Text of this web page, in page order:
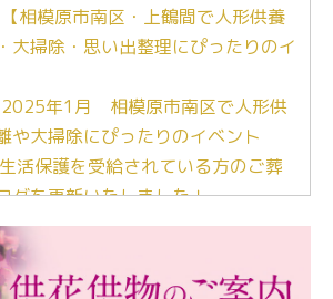
【相模原市南区・上鶴間で人形供養
大掃除・思い出整理にぴったりのイ
2025年1月 相模原市南区で人形供
や大掃除にぴったりのイベント
生活保護を受給されている方のご葬
グを更新いたしました！
活なるほど教室】「マンガで学
葬式」小さな家族葬ハウス®町田成
うございました！